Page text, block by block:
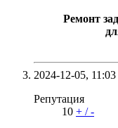
Ремонт
2024-12-05, 11:03
Репутация
10 + /-